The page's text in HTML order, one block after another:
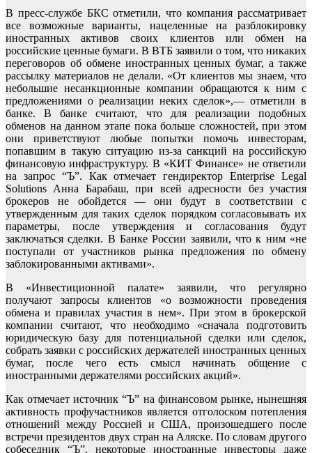
В пресс-службе БКС отметили, что компания рассматривает
все возможные варианты, нацеленные на разблокировку
иностранных активов своих клиентов или обмен на
российские ценные бумаги. В ВТБ заявили о том, что никаких
переговоров об обмене иностранных ценных бумаг, а также
рассылку материалов не делали. «От клиентов мы знаем, что
небольшие несанкционные компании обращаются к ним с
предложениями о реализации неких сделок»,— отметили в
банке. В банке считают, что для реализации подобных
обменов на данном этапе пока больше сложностей, при этом
они приветствуют любые попытки помочь инвесторам,
попавшим в такую ситуацию из-за санкций на российскую
финансовую инфраструктуру. В «КИТ Финансе» не ответили
на запрос “Ъ”. Как отмечает гендиректор Enterprise Legal
Solutions Анна Барабаш, при всей адресности без участия
брокеров не обойдется — они будут в соответствии с
утвержденным для таких сделок порядком согласовывать их
параметры, после утверждения и согласования будут
заключаться сделки. В Банке России заявили, что к ним «не
поступали от участников рынка предложения по обмену
заблокированными активами».
В «Инвестиционной палате» заявили, что регулярно
получают запросы клиентов «о возможности проведения
обмена и правилах участия в нем». При этом в брокерской
компании считают, что необходимо «сначала подготовить
юридическую базу для потенциальной сделки или сделок,
собрать заявки с российских держателей иностранных ценных
бумаг, после чего есть смысл начинать общение с
иностранными держателями российских акций».
Как отмечает источник “Ъ” на финансовом рынке, нынешняя
активность профучастников является отголоском потепления
отношений между Россией и США, произошедшего после
встречи президентов двух стран на Аляске. По словам другого
собеседник “Ъ”, некоторые иностранные инвесторы даже